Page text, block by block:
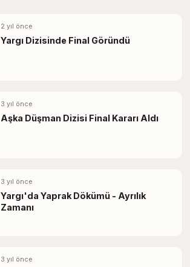
2 yıl önce
Yargı Dizisinde Final Göründü
3 yıl önce
Aşka Düşman Dizisi Final Kararı Aldı
3 yıl önce
Yargı'da Yaprak Dökümü - Ayrılık
Zamanı
3 yıl önce